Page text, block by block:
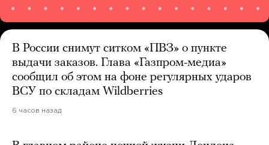
В России снимут ситком «ПВЗ» о пункте
выдачи заказов. Глава «Газпром-медиа»
сообщил об этом на фоне регулярных ударов
ВСУ по складам Wildberries
6 часов назад